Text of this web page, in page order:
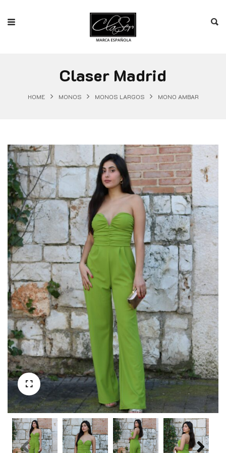
Claser Madrid
HOME MONOS MONOS LARGOS MONO AMBAR